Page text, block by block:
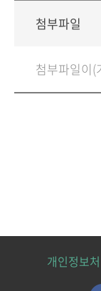
첨부파일
첨부파일이(
개인정보